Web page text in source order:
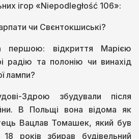
ігор «Niepodległość 106»:
чи Свєнтокшиські?
відкриття Марією
радію та полонію чи винахід
лампи?
Здрою збудували після
В Польщі вона відома як
Вацлав Томашек, який був
років збирав будівельний